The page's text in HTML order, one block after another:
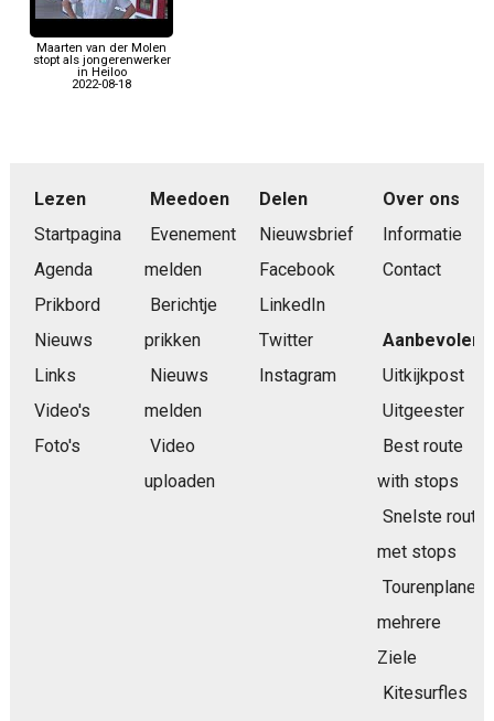
Maarten van der Molen
stopt als jongerenwerker
in Heiloo
2022-08-18
Lezen
Startpagina
Agenda
Prikbord
Nieuws
Links
Video's
Foto's
Meedoen
Evenement
melden
Berichtje
prikken
Nieuws
melden
Video
uploaden
Delen
Nieuwsbrief
Facebook
LinkedIn
Twitter
Instagram
Over ons
Informatie
Contact
Aanbevolen
Uitkijkpost
Uitgeester
Best route
with stops
Snelste route
met stops
Tourenplaner
mehrere
Ziele
Kitesurfles